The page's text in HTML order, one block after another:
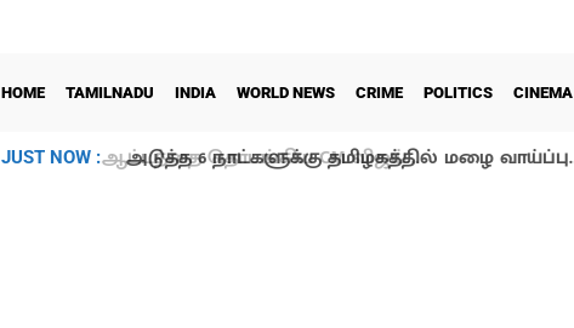
HOME TAMILNADU INDIA WORLD NEWS CRIME POLITICS CINEMA
JUST NOW : அடுத்த 6 நாட்களுக்கு தமிழகத்தில் மழை வாய்ப்பு…